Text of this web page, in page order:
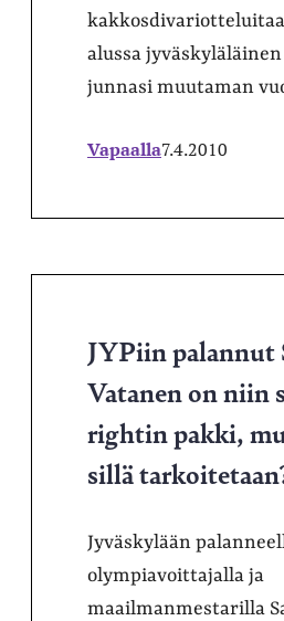
alussa
junnasi muutaman
Vapaalla7.4.2010
JYPiin palannut
Vatanen on niin
rightin pakki,
sillä
Jyväskylään
olympiavoittajalla ja
maailmanmestarilla